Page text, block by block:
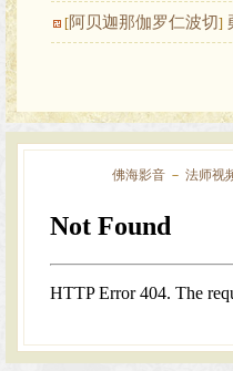
[阿贝迦那伽罗仁波切]
佛海影音 － 法师视